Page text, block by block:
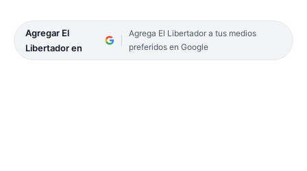
Agregar El
Libertador en
Agrega El Libertador a tus medios
preferidos en Google